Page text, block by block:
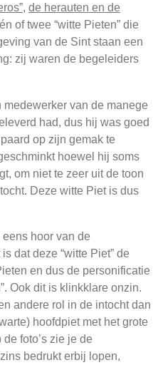
, de herauten en de
of twee “witte Pieten” die
van de Sint staan een
zij waren de begeleiders
medewerker van de manege
had, dus hij was goed
op zijn gemak te
hoewel hij soms
om niet te zeer uit de toon
Deze witte Piet is dus
hoor van de
dat deze “witte Piet” de
en dus de personificatie
Ook dit is klinkklare onzin.
andere rol in de intocht dan
hoofdpiet met het grote
foto’s zie je de
bedrukt erbij lopen,